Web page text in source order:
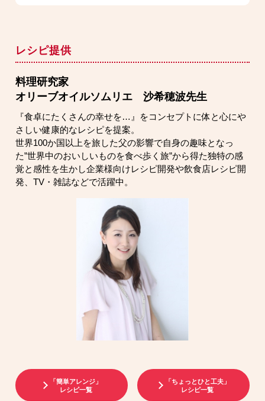
レシピ提供
料理研究家
オリーブオイルソムリエ 沙希穂波先生
『食卓にたくさんの幸せを…』をコンセプトに体と心にや
さしい健康的なレシピを提案。
世界100か国以上を旅した父の影響で自身の趣味となっ
た”世界中のおいしいものを食べ歩く旅”から得た独特の感
覚と感性を生かし企業様向けレシピ開発や飲食店レシピ開
発、TV・雑誌などで活躍中。
「簡単アレンジ」
レシピ一覧
「ちょっとひと工夫」
レシピ一覧